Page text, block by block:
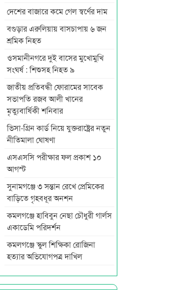
দেশের বাজারে কমে গেল স্বর্ণের দাম
বগুড়ার এরুলিয়ায় বাসচাপায় ৬ জন
শ্রমিক নিহত
ওসমানীনগরে দুই বাসের মুখোমুখি
সংঘর্ষ : শিশুসহ নিহত ৯
জাতীয় প্রতিবন্ধী ফোরামের সাবেক
সভাপতি রজব আলী খানের
মৃত্যুবার্ষিকী শনিবার
ভিসা-গ্রিন কার্ড নিয়ে যুক্তরাষ্ট্রের নতুন
নীতিমালা ঘোষণা
এসএসসি পরীক্ষার ফল প্রকাশ ১০
আগস্ট
সুনামগঞ্জে ৩ সন্তান রেখে প্রেমিকের
বাড়িতে গৃহবধূর অনশন
কমলগঞ্জে হাবিবুন নেছা চৌধুরী গার্লস
একাডেমি পরিদর্শন
কমলগঞ্জে স্কুল শিক্ষিকা রোজিনা
হত্যার অভিযোগপত্র দাখিল